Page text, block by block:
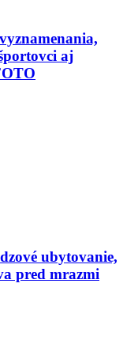
aj
ubytovanie,
pred mrazmi